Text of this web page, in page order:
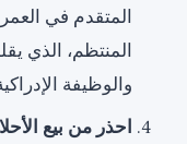
المتقدم في
المنتظم، الذي
والوظيفة
احذر من بيع